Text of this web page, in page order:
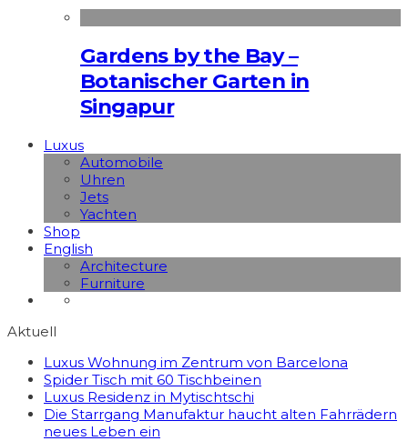
Gardens by the Bay –
Botanischer Garten in
Singapur
Luxus
Automobile
Uhren
Jets
Yachten
Shop
English
Architecture
Furniture
Aktuell
Luxus Wohnung im Zentrum von Barcelona
Spider Tisch mit 60 Tischbeinen
Luxus Residenz in Mytischtschi
Die Starrgang Manufaktur haucht alten Fahrrädern
neues Leben ein